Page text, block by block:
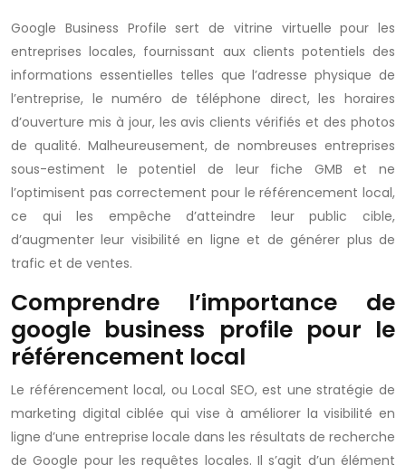
Google Business Profile sert de vitrine virtuelle pour les
entreprises locales, fournissant aux clients potentiels des
informations essentielles telles que l’adresse physique de
l’entreprise, le numéro de téléphone direct, les horaires
d’ouverture mis à jour, les avis clients vérifiés et des photos
de qualité. Malheureusement, de nombreuses entreprises
sous-estiment le potentiel de leur fiche GMB et ne
l’optimisent pas correctement pour le référencement local,
ce qui les empêche d’atteindre leur public cible,
d’augmenter leur visibilité en ligne et de générer plus de
trafic et de ventes.
Comprendre l’importance de
google business profile pour le
référencement local
Le référencement local, ou Local SEO, est une stratégie de
marketing digital ciblée qui vise à améliorer la visibilité en
ligne d’une entreprise locale dans les résultats de recherche
de Google pour les requêtes locales. Il s’agit d’un élément